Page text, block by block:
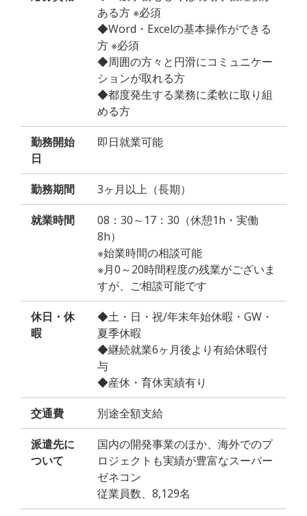
ある方 ※必須
◆Word・Excelの基本操作ができる
方 ※必須
◆周囲の方々と円滑にコミュニケー
ションが取れる方
◆都度発生する業務に柔軟に取り組
める方
勤務開始
日
即日就業可能
勤務期間 3ヶ月以上（長期）
就業時間
08：30～17：30（休憩1h・実働
8h）
※始業時間の相談可能
※月0～20時間程度の残業がございま
すが、ご相談可能です
休日・休
暇
◆土・日・祝/年末年始休暇・GW・
夏季休暇
◆継続就業6ヶ月後より有給休暇付
与
◆産休・育休実績有り
交通費 別途全額支給
派遣先に
ついて
国内の開発事業のほか、海外でのプ
ロジェクトも実績が豊富なスーパー
ゼネコン
従業員数、8,129名